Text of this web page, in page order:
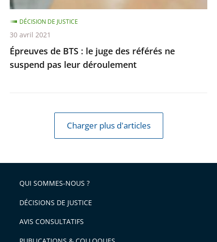
suspend
pas
leur
déroulement
Épreuves de BTS : le juge des référés ne
suspend pas leur déroulement
DÉCISION DE JUSTICE
30 avril 2021
Charger plus d'articles
QUI SOMMES-NOUS ?
DÉCISIONS DE JUSTICE
AVIS CONSULTATIFS